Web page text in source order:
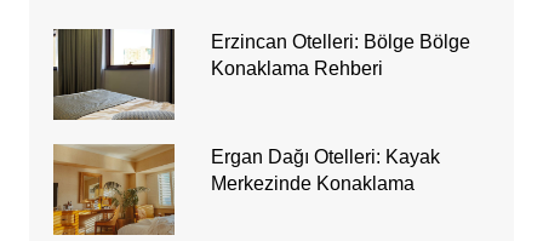
Erzincan Otelleri: Bölge Bölge
Konaklama Rehberi
Ergan Dağı Otelleri: Kayak
Merkezinde Konaklama